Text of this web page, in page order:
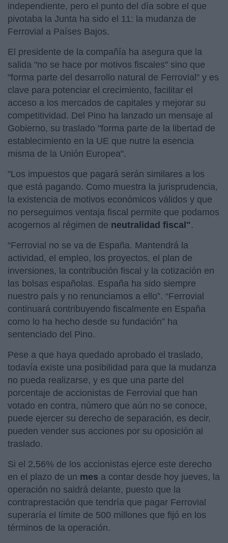
independiente, pero el punto del día sobre el que
pivotaba la Junta ha sido el 11: la mudanza de
Ferrovial a Países Bajos.
El presidente de la compañía ha asegura que la
salida "no se hace por motivos fiscales" sino que
"forma parte del desarrollo natural de Ferrovial" y es
clave para potenciar el crecimiento, facilitar el
acceso a los mercados de capitales y mejorar su
competitividad. Del Pino ha lanzado un mensaje al
Gobierno, su traslado "forma parte de la libertad de
establecimiento en la UE que nutre la esencia
misma de la Unión Europea".
"Los impuestos que pagará serán similares a los
que está pagando. Como muestra la jurisprudencia,
la existencia de motivos económicos válidos y que
no perseguimos ventaja fiscal permite que podamos
acogernos al régimen de neutralidad fiscal" .
“Ferrovial no se va de España. Mantendrá la
actividad, el empleo, los proyectos, el plan de
inversiones, la contribución fiscal y la cotización en
las bolsas españolas. España ha sido siempre
nuestro país y no renunciamos a ello”. “Ferrovial
continuará contribuyendo fiscalmente en España
como lo ha hecho desde su fundación” ha
sentenciado del Pino.
Pese a que haya quedado aprobado el traslado,
todavía existe una posibilidad para que la mudanza
no pueda realizarse, y es que una parte del
porcentaje de accionistas de Ferrovial que han
votado en contra, número que aún no se conoce,
puede ejercer su derecho de separación, es decir,
pueden vender sus acciones por su oposición al
traslado.
Si el 2,56% de los accionistas ejerce este derecho
en el plazo de un mes a contar desde hoy jueves, la
operación no saldrá delante, puesto que la
contraprestación que tendría que pagar Ferrovial
superaría el límite de 500 millones que fijó en los
términos de la operación.